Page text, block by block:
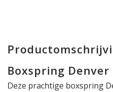
Boxspring Denver
Deze prachtige boxspring